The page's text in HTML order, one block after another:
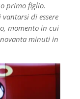
primo figlio.
di essere
momento in cui
minuti in